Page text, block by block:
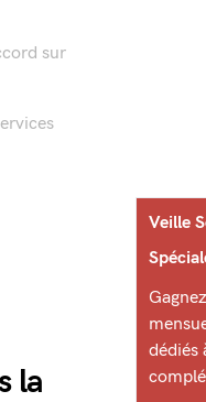
sur
la
Veille
dédiés